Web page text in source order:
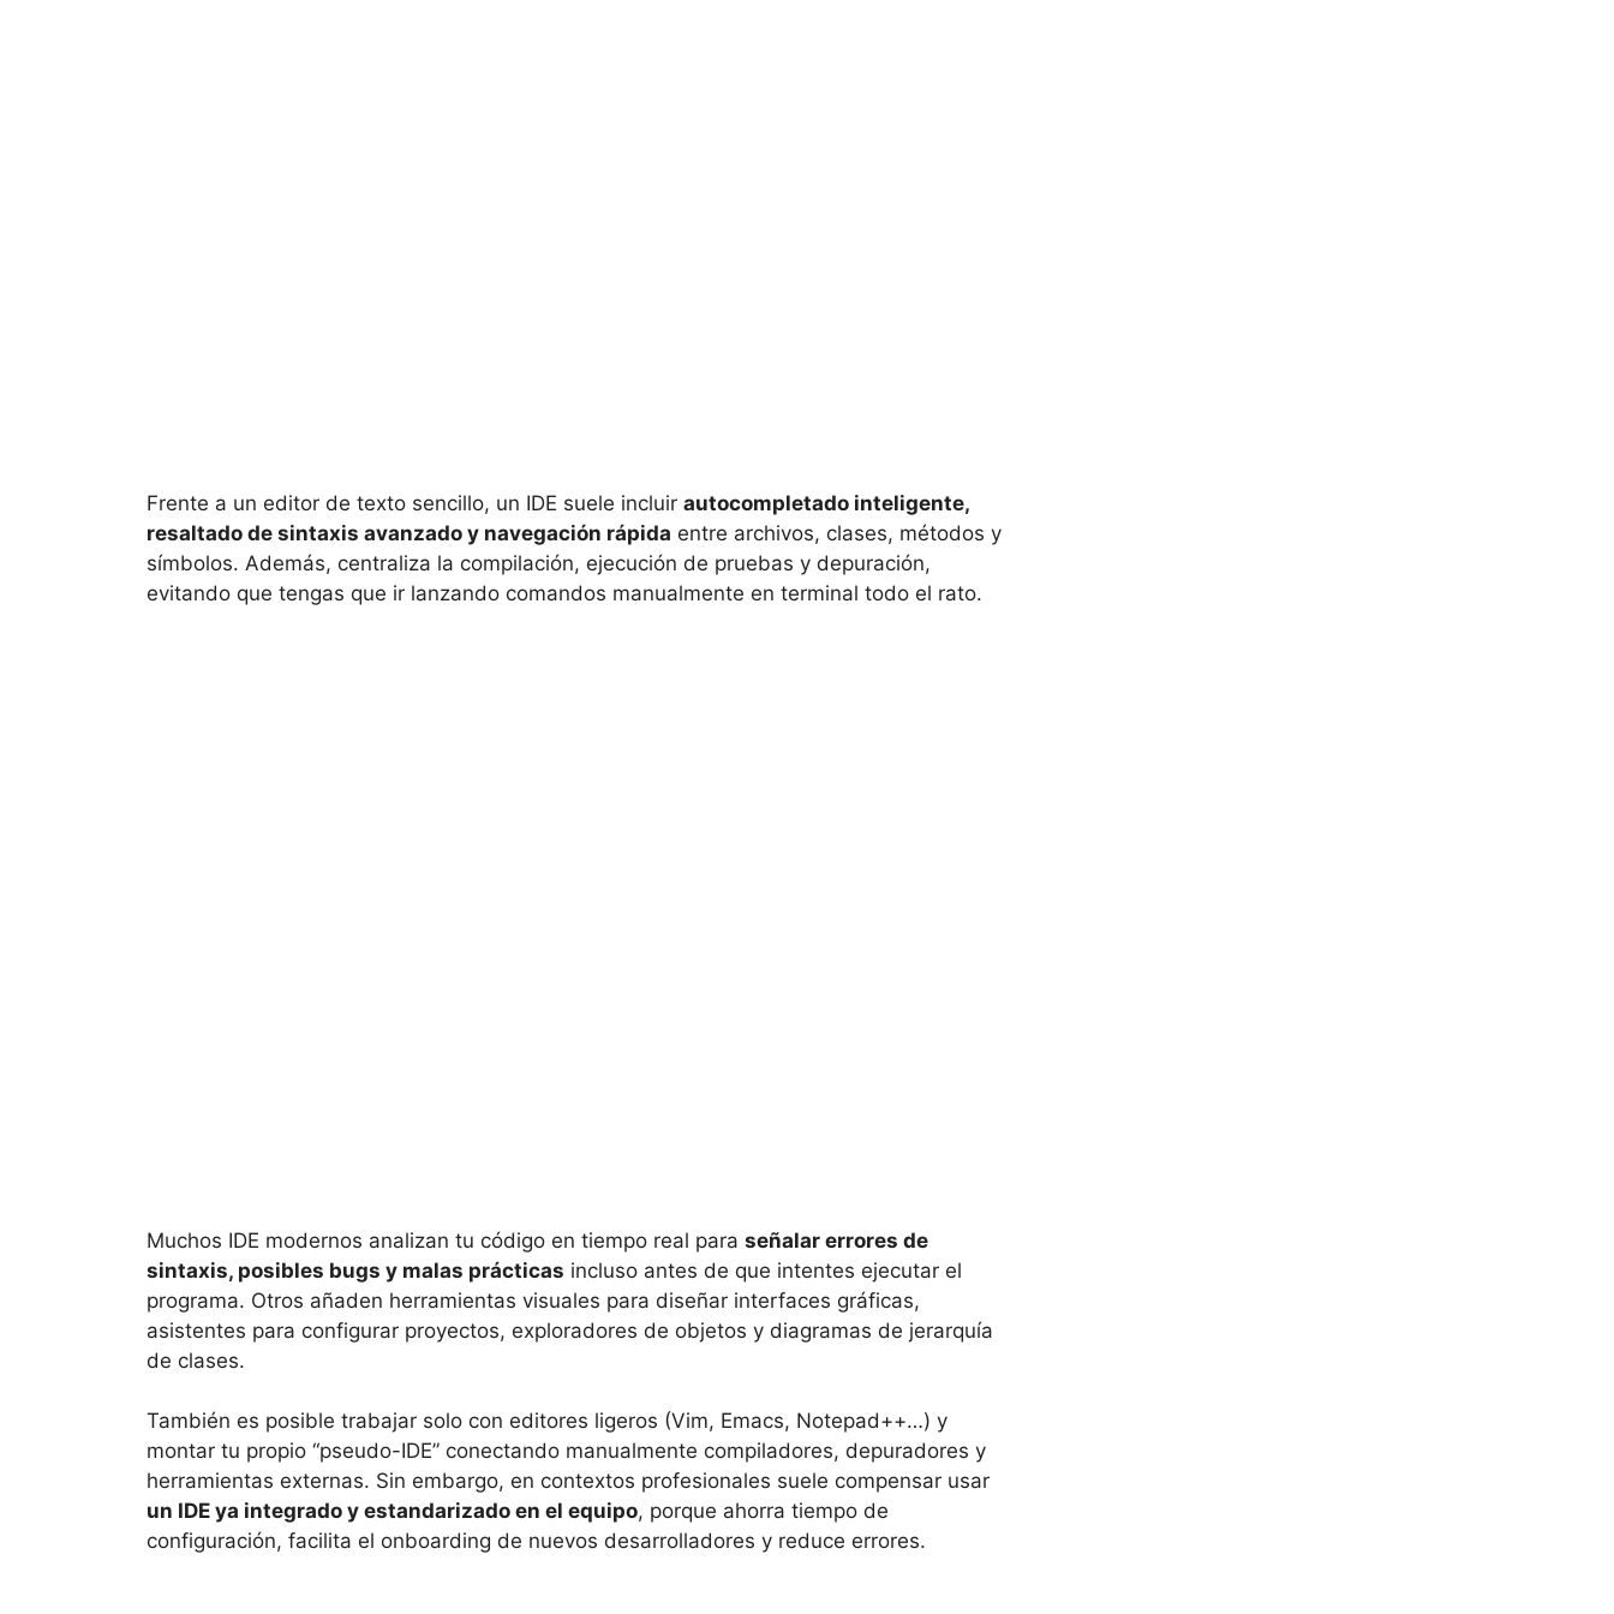
Frente a un editor de texto sencillo, un IDE suele incluir autocompletado inteligente,
resaltado de sintaxis avanzado y navegación rápida entre archivos, clases, métodos y
símbolos. Además, centraliza la compilación, ejecución de pruebas y depuración,
evitando que tengas que ir lanzando comandos manualmente en terminal todo el rato.
Muchos IDE modernos analizan tu código en tiempo real para señalar errores de
sintaxis, posibles bugs y malas prácticas incluso antes de que intentes ejecutar el
programa. Otros añaden herramientas visuales para diseñar interfaces gráficas,
asistentes para configurar proyectos, exploradores de objetos y diagramas de jerarquía
de clases.
También es posible trabajar solo con editores ligeros (Vim, Emacs, Notepad++…) y
montar tu propio “pseudo-IDE” conectando manualmente compiladores, depuradores y
herramientas externas. Sin embargo, en contextos profesionales suele compensar usar
un IDE ya integrado y estandarizado en el equipo, porque ahorra tiempo de
configuración, facilita el onboarding de nuevos desarrolladores y reduce errores.